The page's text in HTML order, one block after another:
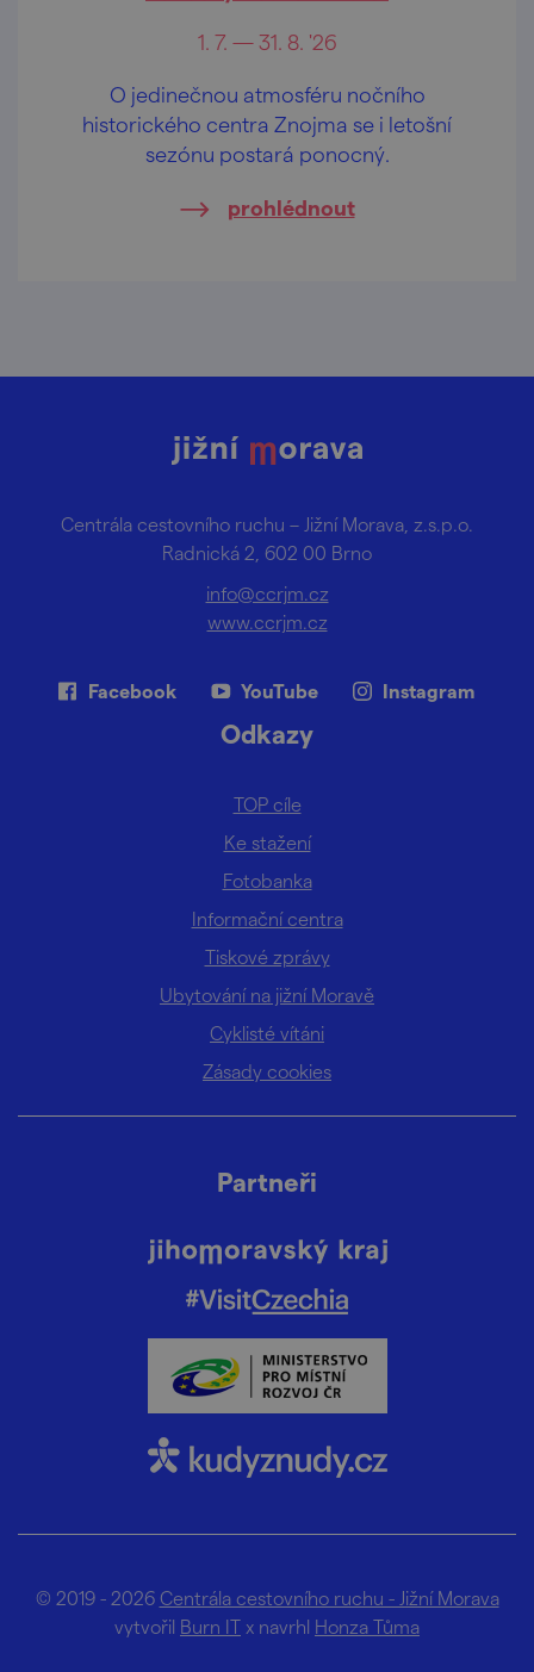
1. 7. — 31. 8. '26
O jedinečnou atmosféru nočního
historického centra Znojma se i letošní
sezónu postará ponocný.
prohlédnout
Centrála cestovního ruchu – Jižní Morava, z.s.p.o.
Radnická 2, 602 00 Brno
info@ccrjm.cz
www.ccrjm.cz
Facebook YouTube Instagram
Odkazy
TOP cíle
Ke stažení
Fotobanka
Informační centra
Tiskové zprávy
Ubytování na jižní Moravě
Cyklisté vítáni
Zásady cookies
Partneři
© 2019 - 2026 Centrála cestovního ruchu - Jižní Morava
vytvořil Burn IT x navrhl Honza Tůma